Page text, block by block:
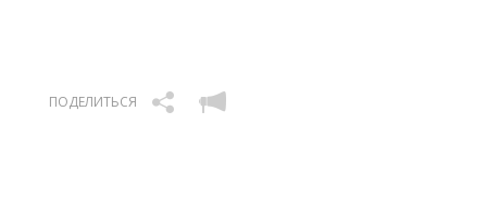
ПОДЕЛИТЬСЯ